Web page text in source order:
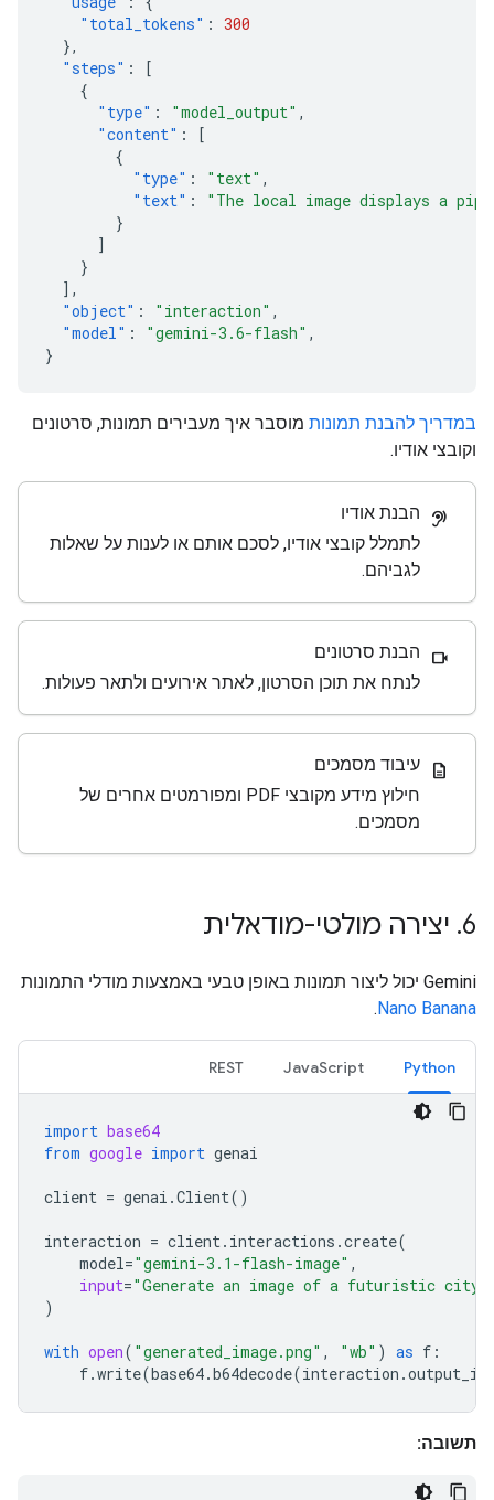
"total_tokens" : 300
},
"steps" :
[
{
"type" : "model_output" ,
"content" :
[
{
"type" : "text" ,
"text" :
"The local image displays a
}
]
}
],
"object" : "interaction" ,
"model" : "gemini-3.6-flash" ,
}
במדריך להבנת תמונות מוסבר איך מעבירים תמונות, סרטונים
וקובצי אודיו.
hearing
הבנת אודיו
לתמלל קובצי אודיו, לסכם אותם או לענות על שאלות
לגביהם.
videocam
הבנת סרטונים
לנתח את תוכן הסרטון, לאתר אירועים ולתאר פעולות.
description
עיבוד מסמכים
חילוץ מידע מקובצי PDF ומפורמטים אחרים של
מסמכים.
6
. יצירה מולטי-מודאלית
‫Gemini יכול ליצור תמונות באופן טבעי באמצעות מודלי התמונות
Nano Banana
.
Python
JavaScript
REST
import base64
from google import genai
client = genai .Client()
interaction = client. interactions .create(
model="gemini-3.1-flash-image" ,
input="Generate an image of a futuristic city
)
with open( "generated_image.png" , "wb" ) as f :
f.write(base64.b64decode(interaction .
תשובה: